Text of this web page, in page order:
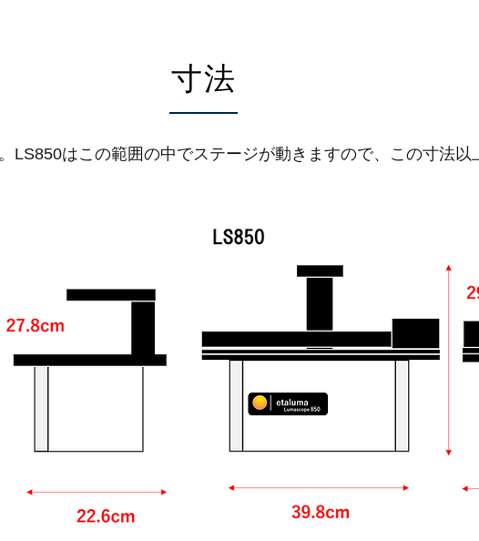
寸法
LS850はこの範囲の中でステージが動きますので、この寸法以